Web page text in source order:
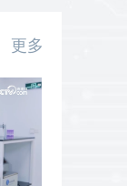
更多